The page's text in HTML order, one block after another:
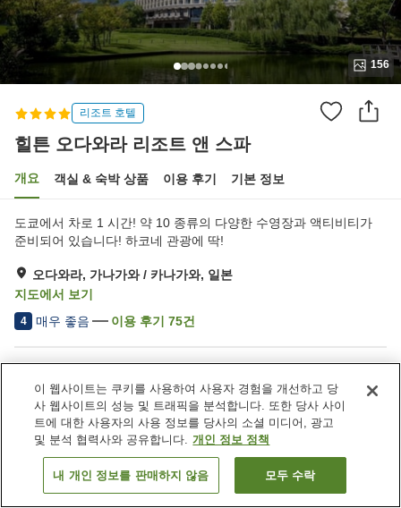
156
리조트 호텔
힐튼 오다와라 리조트 앤 스파
개요 객실 & 숙박 상품 이용 후기 기본 정보
도쿄에서 차로 1 시간! 약 10 종류의 다양한 수영장과 액티비티가
준비되어 있습니다! 하코네 관광에 딱!
오다와라, 가나가와 / 카나가와, 일본
지도에서 보기
4 매우 좋음 이용 후기 75건
주차장
암반욕
사우나
스파 / 미용실
일본 가나가와 / 카나가와
오다와라
힐튼 오다와라 리조트 앤 스파
객실 보기
이 웹사이트는 쿠키를 사용하여 사용자 경험을 개선하고 당
사 웹사이트의 성능 및 트래픽을 분석합니다. 또한 당사 사이
트에 대한 사용자의 사용 정보를 당사의 소셜 미디어, 광고
및 분석 협력사와 공유합니다. 개인 정보 정책
내 개인 정보를 판매하지 않음 모두 수락